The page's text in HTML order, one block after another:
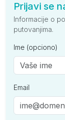
Prijavi se
Informacije o
putovanjima.
Ime (opciono)
Email